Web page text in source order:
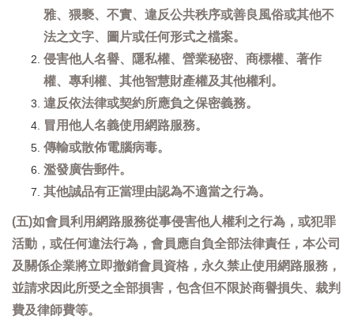
雅、猥褻、不實、違反公共秩序或善良風俗或其他不
法之文字、圖片或任何形式之檔案。
侵害他人名譽、隱私權、營業秘密、商標權、著作
權、專利權、其他智慧財產權及其他權利。
違反依法律或契約所應負之保密義務。
冒用他人名義使用網路服務。
傳輸或散佈電腦病毒。
濫發廣告郵件。
其他誠品有正當理由認為不適當之行為。
(五)如會員利用網路服務從事侵害他人權利之行為，或犯罪
活動，或任何違法行為，會員應自負全部法律責任，本公司
及關係企業將立即撤銷會員資格，永久禁止使用網路服務，
並請求因此所受之全部損害，包含但不限於商譽損失、裁判
費及律師費等。